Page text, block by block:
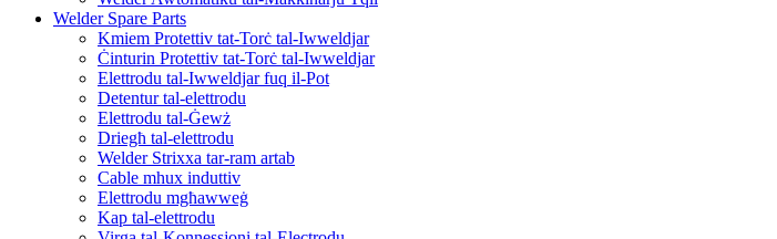
Welder Spare Parts
Kmiem Protettiv tat-Torċ tal-Iwweldjar
Ċinturin Protettiv tat-Torċ tal-Iwweldjar
Elettrodu tal-Iwweldjar fuq il-Pot
Detentur tal-elettrodu
Elettrodu tal-Ġewż
Driegħ tal-elettrodu
Welder Strixxa tar-ram artab
Cable mhux induttiv
Elettrodu mgħawweġ
Kap tal-elettrodu